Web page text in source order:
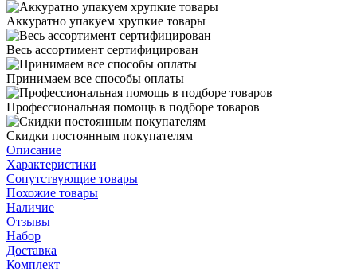
Аккуратно упакуем хрупкие товары
Весь ассортимент сертифицирован
Принимаем все способы оплаты
Профессиональная помощь в подборе товаров
Скидки постоянным покупателям
Описание
Характеристики
Сопутствующие товары
Похожие товары
Наличие
Отзывы
Набор
Доставка
Комплект